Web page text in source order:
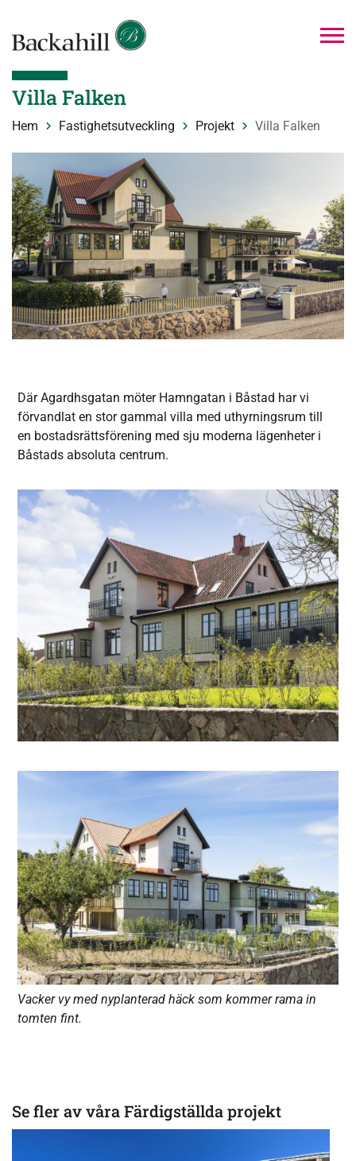
Villa Falken
Hem Fastighetsutveckling Projekt Villa Falken
Där Agardhsgatan möter Hamngatan i Båstad har vi
förvandlat en stor gammal villa med uthyrningsrum till
en bostadsrättsförening med sju moderna lägenheter i
Båstads absoluta centrum.
Vacker vy med nyplanterad häck som kommer rama in
tomten fint.
Se fler av våra Färdigställda projekt